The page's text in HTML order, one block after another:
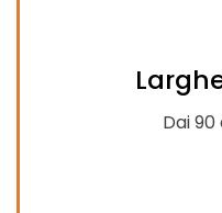
Dai 90